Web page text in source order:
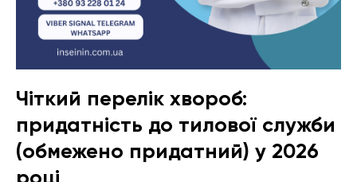
Чіткий перелік хвороб:
придатність до тилової служби
(обмежено придатний) у 2026